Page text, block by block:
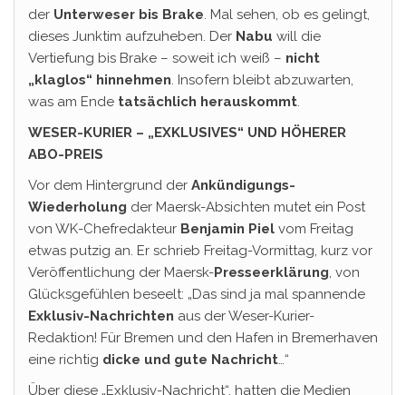
der Unterweser bis Brake. Mal sehen, ob es gelingt,
dieses Junktim aufzuheben. Der Nabu will die
Vertiefung bis Brake – soweit ich weiß – nicht
„klaglos“ hinnehmen. Insofern bleibt abzuwarten,
was am Ende tatsächlich herauskommt.
WESER-KURIER – „EXKLUSIVES“ UND HÖHERER
ABO-PREIS
Vor dem Hintergrund der Ankündigungs-
Wiederholung der Maersk-Absichten mutet ein Post
von WK-Chefredakteur Benjamin Piel vom Freitag
etwas putzig an. Er schrieb Freitag-Vormittag, kurz vor
Veröffentlichung der Maersk-Presseerklärung, von
Glücksgefühlen beseelt: „Das sind ja mal spannende
Exklusiv-Nachrichten aus der Weser-Kurier-
Redaktion! Für Bremen und den Hafen in Bremerhaven
eine richtig dicke und gute Nachricht…“
Über diese „Exklusiv-Nachricht“, hatten die Medien